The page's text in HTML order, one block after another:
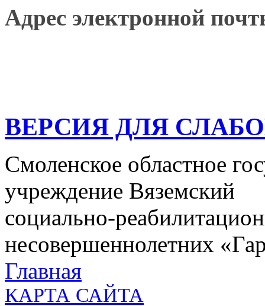
Адрес электронной
ВЕРСИЯ ДЛЯ
Смоленское областное
учреждение Вяземский
социально-
несовершеннолетних
Главная
КАРТА САЙТА